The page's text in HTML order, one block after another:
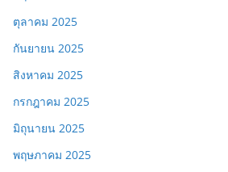
ตุลาคม 2025
กันยายน 2025
สิงหาคม 2025
กรกฎาคม 2025
มิถุนายน 2025
พฤษภาคม 2025